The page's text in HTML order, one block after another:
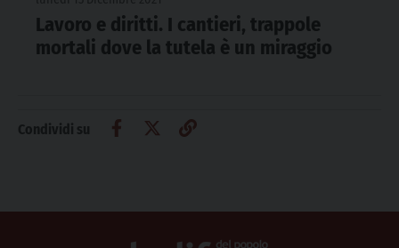
Lavoro e diritti. I cantieri, trappole
mortali dove la tutela è un miraggio
Condividi su